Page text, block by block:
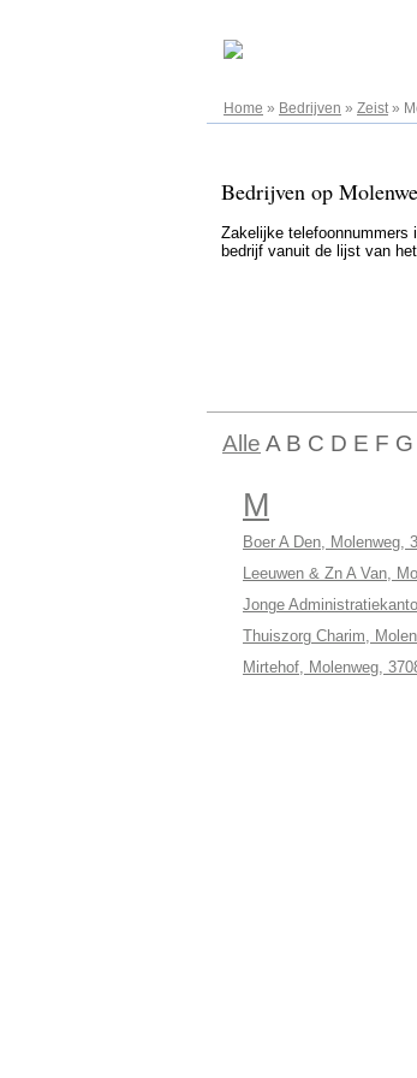
Home » Bedrijven » Zeist»
Bedrijven op
Zakelijke telefoonnummers
bedrijf vanuit de lijst van
Alle A B C D E F
M
Boer A Den, Molenweg,
Leeuwen & Zn A Van,
Jonge
Thuiszorg Charim,
Mirtehof, Molenweg,